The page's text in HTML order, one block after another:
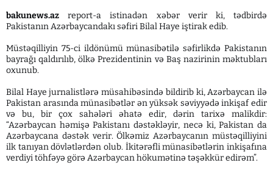
bakunews.az report-a istinadən xəbər verir ki, tədbirdə
Pakistanın Azərbaycandakı səfiri Bilal Haye iştirak edib.
Müstəqilliyin 75-ci ildönümü münasibətilə səfirlikdə Pakistanın
bayrağı qaldırılıb, ölkə Prezidentinin və Baş nazirinin məktubları
oxunub.
Bilal Haye jurnalistlərə müsahibəsində bildirib ki, Azərbaycan ilə
Pakistan arasında münasibətlər ən yüksək səviyyədə inkişaf edir
və bu, bir çox sahələri əhatə edir, dərin tarixə malikdir:
“Azərbaycan həmişə Pakistanı dəstəkləyir, necə ki, Pakistan da
Azərbaycana dəstək verir. Ölkəmiz Azərbaycanın müstəqilliyini
ilk tanıyan dövlətlərdən olub. İkitərəfli münasibətlərin inkişafına
verdiyi töhfəyə görə Azərbaycan hökumətinə təşəkkür edirəm”.